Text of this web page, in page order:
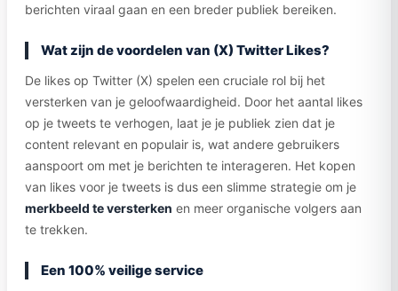
berichten viraal gaan en een breder publiek bereiken.
Wat zijn de voordelen van (X) Twitter Likes?
De likes op Twitter (X) spelen een cruciale rol bij het
versterken van je geloofwaardigheid. Door het aantal likes
op je tweets te verhogen, laat je je publiek zien dat je
content relevant en populair is, wat andere gebruikers
aanspoort om met je berichten te interageren. Het kopen
van likes voor je tweets is dus een slimme strategie om je
merkbeeld te versterken en meer organische volgers aan
te trekken.
Een 100% veilige service